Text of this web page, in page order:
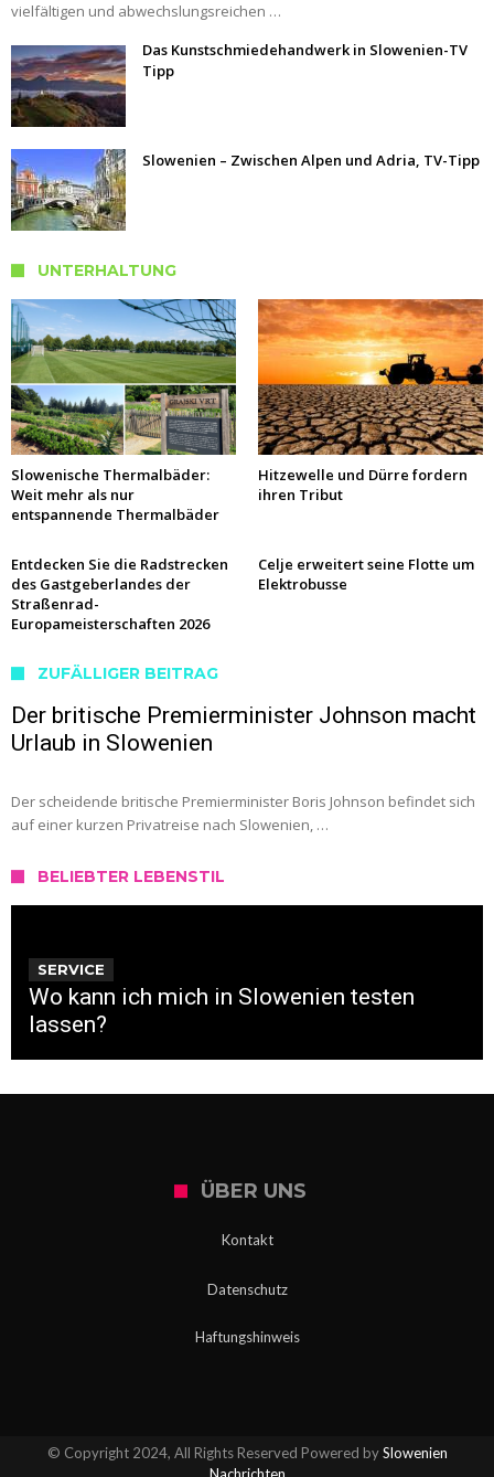
vielfältigen und abwechslungsreichen …
Das Kunstschmiedehandwerk in Slowenien-TV
Tipp
Slowenien – Zwischen Alpen und Adria, TV-Tipp
UNTERHALTUNG
Slowenische Thermalbäder:
Weit mehr als nur
entspannende Thermalbäder
Hitzewelle und Dürre fordern
ihren Tribut
Entdecken Sie die Radstrecken
des Gastgeberlandes der
Straßenrad-
Europameisterschaften 2026
Celje erweitert seine Flotte um
Elektrobusse
ZUFÄLLIGER BEITRAG
Der britische Premierminister Johnson macht
Urlaub in Slowenien
Der scheidende britische Premierminister Boris Johnson befindet sich
auf einer kurzen Privatreise nach Slowenien, …
BELIEBTER LEBENSTIL
SERVICE
Wo kann ich mich in Slowenien testen
lassen?
ÜBER UNS
Kontakt
Datenschutz
Haftungshinweis
© Copyright 2024, All Rights Reserved Powered bySlowenien
Nachrichten